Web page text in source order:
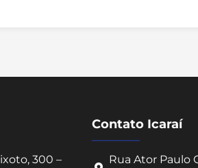
300 –
Contato Icaraí
Rua Ator Paulo